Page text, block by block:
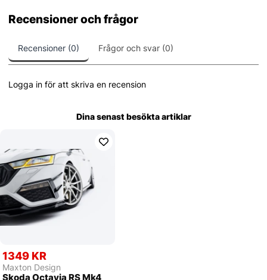
Recensioner och frågor
Recensioner (0) Frågor och svar (0)
Logga in för att skriva en recension
Dina senast besökta artiklar
1349 KR
Maxton Design
Skoda Octavia RS Mk4